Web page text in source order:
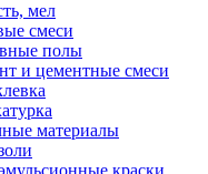
мел
смеси
полы
и цементные смеси
материалы
краски